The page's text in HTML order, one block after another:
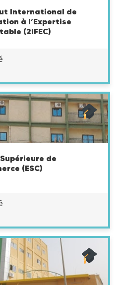
International de
à l’Expertise
(2IFEC)
de
(ESC)